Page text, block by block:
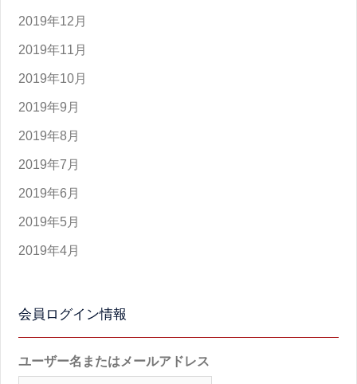
2019年12月
2019年11月
2019年10月
2019年9月
2019年8月
2019年7月
2019年6月
2019年5月
2019年4月
会員ログイン情報
ユーザー名またはメールアドレス